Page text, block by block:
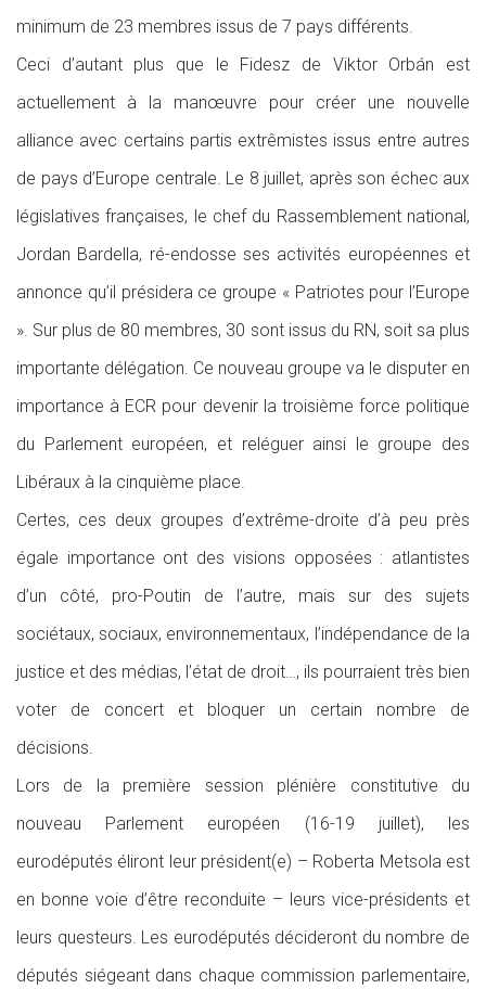
minimum de 23 membres issus de 7 pays différents.
Ceci d’autant plus que le Fidesz de Viktor Orbán est
actuellement à la manœuvre pour créer une nouvelle
alliance avec certains partis extrêmistes issus entre autres
de pays d’Europe centrale. Le 8 juillet, après son échec aux
législatives françaises, le chef du Rassemblement national,
Jordan Bardella, ré-endosse ses activités européennes et
annonce qu’il présidera ce groupe « Patriotes pour l’Europe
». Sur plus de 80 membres, 30 sont issus du RN, soit sa plus
importante délégation. Ce nouveau groupe va le disputer en
importance à ECR pour devenir la troisième force politique
du Parlement européen, et reléguer ainsi le groupe des
Libéraux à la cinquième place.
Certes, ces deux groupes d’extrême-droite d’à peu près
égale importance ont des visions opposées : atlantistes
d’un côté, pro-Poutin de l’autre, mais sur des sujets
sociétaux, sociaux, environnementaux, l’indépendance de la
justice et des médias, l’état de droit…, ils pourraient très bien
voter de concert et bloquer un certain nombre de
décisions.
Lors de la première session plénière constitutive du
nouveau Parlement européen (16-19 juillet), les
eurodéputés éliront leur président(e) – Roberta Metsola est
en bonne voie d’être reconduite – leurs vice-présidents et
leurs questeurs. Les eurodéputés décideront du nombre de
députés siégeant dans chaque commission parlementaire,